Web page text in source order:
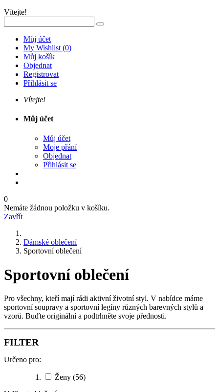
Vítejte!
Můj účet
My Wishlist (0)
Můj košík
Objednat
Registrovat
Přihlásit se
Vítejte!
Můj účet
Můj účet
Moje přání
Objednat
Přihlásit se
0
Nemáte žádnou položku v košíku.
Zavřít
Dámské oblečení
Sportovní oblečení
Sportovní oblečení
Pro všechny, kteří mají rádi aktivní životní styl. V nabídce máme
sportovní soupravy a sportovní legíny různých barevných stylů a
vzorů. Buďte originální a podtrhněte svoje přednosti.
FILTER
Určeno pro:
Ženy (56)